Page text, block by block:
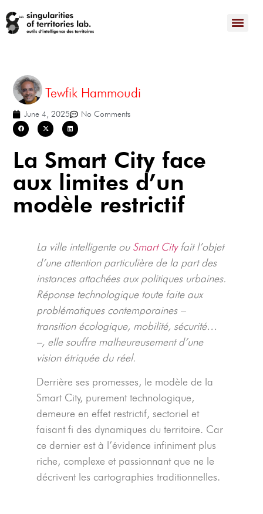
Tewfik Hammoudi
June 4, 2025 No Comments
La Smart City face
aux limites d’un
modèle restrictif
La ville intelligente ou Smart Cityfait l’objet
d’une attention particulière de la part des
instances attachées aux politiques urbaines.
Réponse technologique toute faite aux
problématiques contemporaines –
transition écologique, mobilité, sécurité…
–, elle souffre malheureusement d’une
vision étriquée du réel.
Derrière ses promesses, le modèle de la
Smart City, purement technologique,
demeure en effet restrictif, sectoriel et
faisant fi des dynamiques du territoire. Car
ce dernier est à l’évidence infiniment plus
riche, complexe et passionnant que ne le
décrivent les cartographies traditionnelles.